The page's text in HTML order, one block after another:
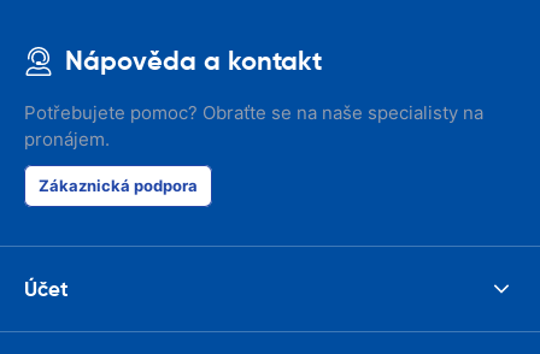
Nápověda a kontakt
Potřebujete pomoc? Obraťte se na naše specialisty na
pronájem.
Zákaznická podpora
Účet